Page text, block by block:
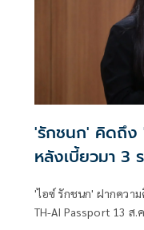
'รักชนก' คิดถึง
หลังเบี้ยวมา 3
'ไอซ์ รักชนก' ฝากควา
TH-AI Passport 13 ส